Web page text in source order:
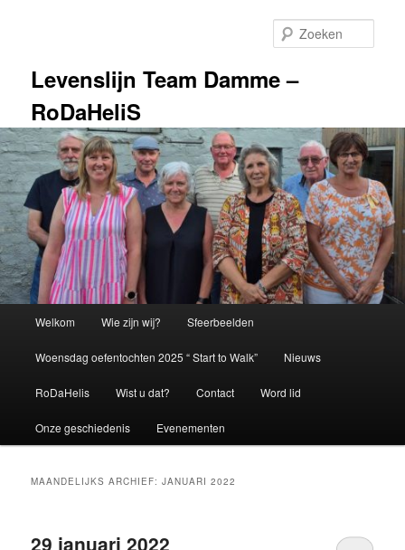
inhoud
inhoudLevenslijn Team Damme –
RoDaHeliS
Welkom Wie zijn wij? Sfeerbeelden
Woensdag oefentochten 2025 “ Start to Walk” Nieuws
RoDaHelis Wist u dat? Contact Word lid
Onze geschiedenis Evenementen
MAANDELIJKS ARCHIEF:JANUARI 2022
29 januari 2022